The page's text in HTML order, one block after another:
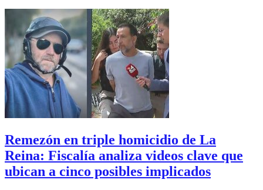
Remezón en triple homicidio de La
Reina: Fiscalía analiza videos clave que
ubican a cinco posibles implicados